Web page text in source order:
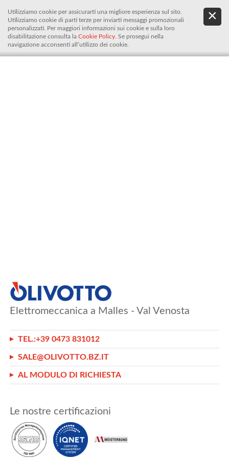
Utilizziamo cookie per assicurarti una migliore esperienza sul sito.
Utilizziamo cookie di parti terze per inviarti messaggi promozionali
personalizzati. Per maggiori informazioni sui cookie e sulla loro
disabilitazione consulta la Cookie Policy . Se prosegui nella
navigazione acconsenti all’utilizzo dei cookie.
De.It
Elettromeccanica a Malles - Val Venosta
TEL.:+39 0473 831012
SALE@OLIVOTTO.BZ.IT
AL MODULO DI RICHIESTA
Le nostre certificazioni